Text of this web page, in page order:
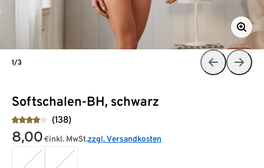
Softschalen-BH, schwarz
(138)
8,00 €inkl. MwSt.zzgl. Versandkosten
1/3